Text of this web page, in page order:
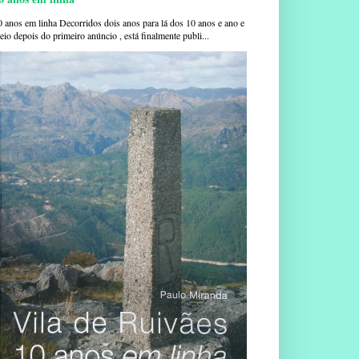
anos em linha Decorridos dois anos para lá dos 10 anos e ano e
depois do primeiro anúncio , está finalmente publi...